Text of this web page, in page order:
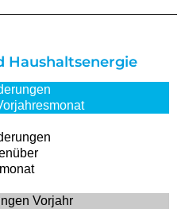
Haushaltsenergie
Vorjahr